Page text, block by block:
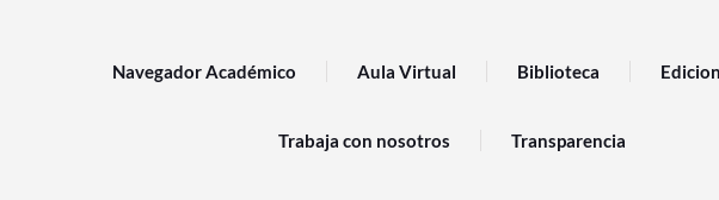
Navegador Académico Aula Virtual Biblioteca
Trabaja con nosotros Transparencia